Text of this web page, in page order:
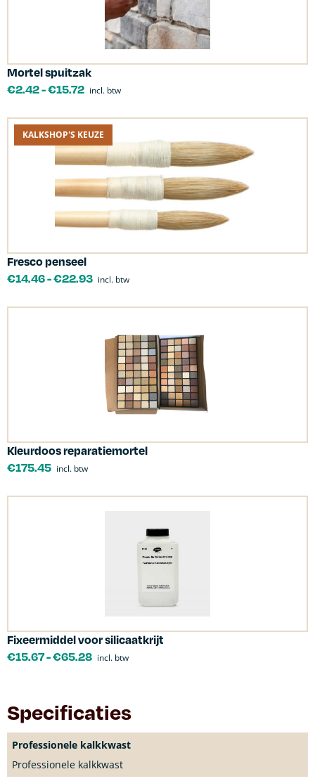
Mortel spuitzak
€2.42-€15.72 incl. btw
KALKSHOP'S KEUZE
Fresco penseel
€14.46-€22.93 incl. btw
Kleurdoos reparatiemortel
€175.45 incl. btw
Fixeermiddel voor silicaatkrijt
€15.67-€65.28 incl. btw
Specificaties
Professionele kalkkwast
Professionele kalkkwast